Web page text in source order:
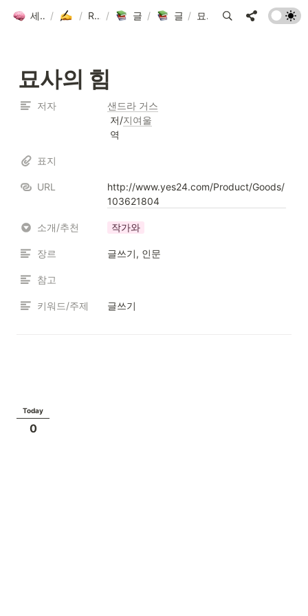
세컨드 브레인 그룹 위키 / 글쓰기방
/ Resources / 글쓰기방 도서 목록
/ 글쓰기방 도서 목록/ 묘사의 힘
묘사의 힘
저자
샌드라 거스
저/지여울
역
표지
URL
http://www.yes24.com/Product/Goods/
103621804
소개/추천 작가와
장르 글쓰기, 인문
참고
키워드/주제 글쓰기
Today
0